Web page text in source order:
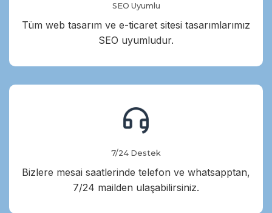
SEO Uyumlu
Tüm web tasarım ve e-ticaret sitesi tasarımlarımız
SEO uyumludur.
7/24 Destek
Bizlere mesai saatlerinde telefon ve whatsapptan,
7/24 mailden ulaşabilirsiniz.